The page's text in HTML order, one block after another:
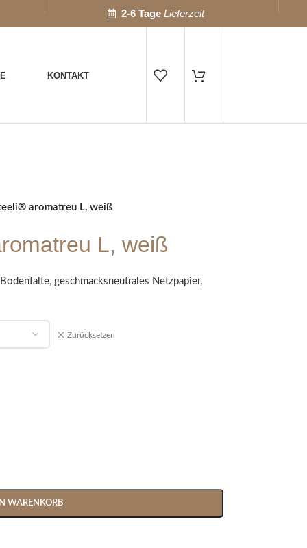
2-6 TageLieferzeit
KONTAKT
aromatreu L, weiß
L, weiß
geschmacksneutrales Netzpapier,
Zurücksetzen
WARENKORB